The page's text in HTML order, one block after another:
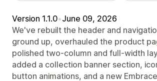
Version 1.1.0•June 09, 2026
We've rebuilt the header and
ground up, overhauled the product
polished two-column and full-width
added a collection banner section,
button animations, and a new